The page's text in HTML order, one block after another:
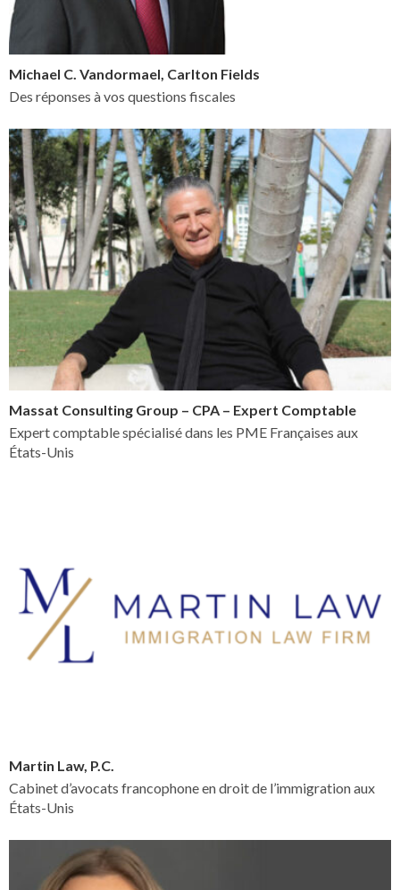
Michael C. Vandormael, Carlton Fields
Des réponses à vos questions fiscales
Massat Consulting Group – CPA – Expert Comptable
Expert comptable spécialisé dans les PME Françaises aux
États-Unis
Martin Law, P.C.
Cabinet d’avocats francophone en droit de l’immigration aux
États-Unis